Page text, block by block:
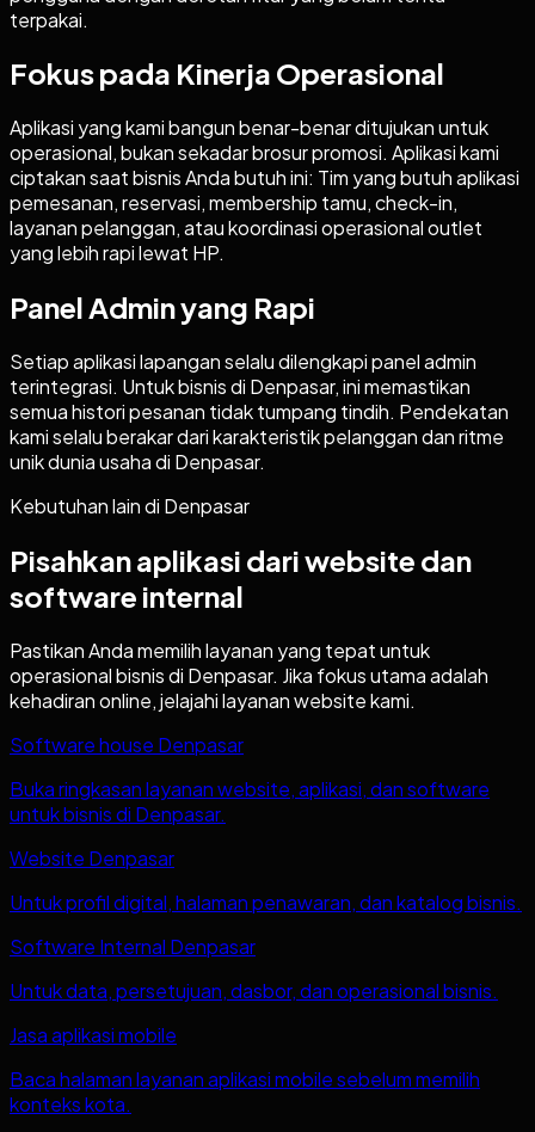
terpakai.
Fokus pada Kinerja Operasional
Aplikasi yang kami bangun benar-benar ditujukan untuk
operasional, bukan sekadar brosur promosi. Aplikasi kami
ciptakan saat bisnis Anda butuh ini: Tim yang butuh aplikasi
pemesanan, reservasi, membership tamu, check-in,
layanan pelanggan, atau koordinasi operasional outlet
yang lebih rapi lewat HP.
Panel Admin yang Rapi
Setiap aplikasi lapangan selalu dilengkapi panel admin
terintegrasi. Untuk bisnis di Denpasar, ini memastikan
semua histori pesanan tidak tumpang tindih. Pendekatan
kami selalu berakar dari karakteristik pelanggan dan ritme
unik dunia usaha di Denpasar.
Kebutuhan lain di Denpasar
Pisahkan aplikasi dari website dan
software internal
Pastikan Anda memilih layanan yang tepat untuk
operasional bisnis di Denpasar. Jika fokus utama adalah
kehadiran online, jelajahi layanan website kami.
Software house Denpasar
Buka ringkasan layanan website, aplikasi, dan software
untuk bisnis di Denpasar.
Website Denpasar
Untuk profil digital, halaman penawaran, dan katalog bisnis.
Software Internal Denpasar
Untuk data, persetujuan, dasbor, dan operasional bisnis.
Jasa aplikasi mobile
Baca halaman layanan aplikasi mobile sebelum memilih
konteks kota.